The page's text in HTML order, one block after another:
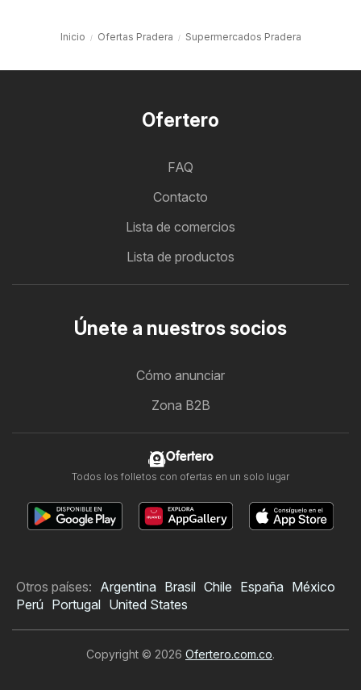
Inicio Ofertas Pradera Supermercados Pradera
Ofertero
FAQ
Contacto
Lista de comercios
Lista de productos
Únete a nuestros socios
Cómo anunciar
Zona B2B
Ofertero
Todos los folletos con ofertas en un solo lugar
Otros países: Argentina Brasil Chile España México
Perú Portugal United States
Copyright © 2026 Ofertero.com.co.